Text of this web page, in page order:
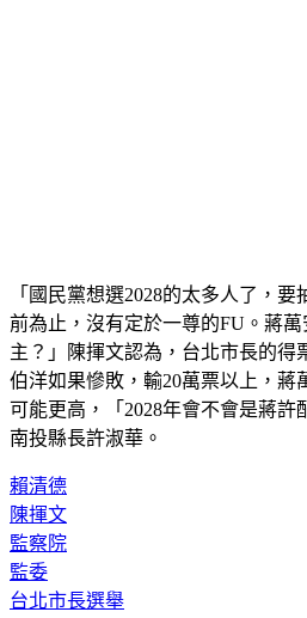
「國民黨想選2028的太多人了，
前為止，沒有定於一尊的FU。蔣
主？」陳揮文認為，台北市長的得
伯洋如果慘敗，輸20萬票以上，蔣
可能更高，「2028年會不會是蔣許
南投縣長許淑華。
賴清德
陳揮文
監察院
監委
台北市長選舉